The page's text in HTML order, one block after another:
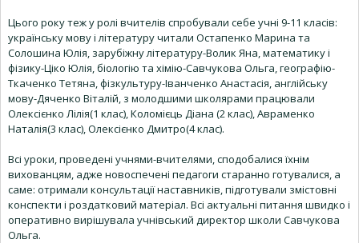
Цього року теж у ролі вчителів спробували себе учні 9-11 класів:
українську мову і літературу читали Остапенко Марина та
Солошина Юлія, зарубіжну літературу-Волик Яна, математику і
фізику-Ціко Юлія, біологію та хімію-Савчукова Ольга, географію-
Ткаченко Тетяна, фізкультуру-Іванченко Анастасія, англійську
мову-Дяченко Віталій, з молодшими школярами працювали
Олексієнко Лілія(1 клас), Коломієць Діана (2 клас), Авраменко
Наталія(3 клас), Олексієнко Дмитро(4 клас).
Всі уроки, проведені учнями-вчителями, сподобалися їхнім
вихованцям, адже новоспечені педагоги старанно готувалися, а
саме: отримали консультації наставників, підготували змістовні
конспекти і роздатковий матеріал. Всі актуальні питання швидко і
оперативно вирішувала учнівський директор школи Савчукова
Ольга.